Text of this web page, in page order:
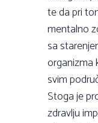
te da pri
mentalno
sa
organizma
svim
Stoga je
zdravlju